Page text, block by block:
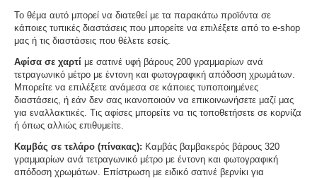
Το θέμα αυτό μπορεί να διατεθεί με τα παρακάτω προϊόντα σε
κάποιες τυπικές διαστάσεις που μπορείτε να επιλέξετε από το e-shop
μας ή τις διαστάσεις που θέλετε εσείς.
Αφίσα σε χαρτί με σατινέ υφή βάρους 200 γραμμαρίων ανά
τετραγωνικό μέτρο με έντονη και φωτογραφική απόδοση χρωμάτων.
Μπορείτε να επιλέξετε ανάμεσα σε κάποιες τυποποιημένες
διαστάσεις, ή εάν δεν σας ικανοποιούν να επικοινωνήσετε μαζί μας
για εναλλακτικές. Τις αφίσες μπορείτε να τις τοποθετήσετε σε κορνίζα
ή όπως αλλιώς επιθυμείτε.
Καμβάς σε τελάρο (πίνακας): Καμβάς βαμβακερός βάρους 320
γραμμαρίων ανά τετραγωνικό μέτρο με έντονη και φωτογραφική
απόδοση χρωμάτων. Επίστρωση με ειδικό σατινέ βερνίκι για